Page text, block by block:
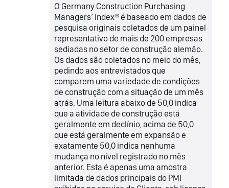
O Germany Construction Purchasing
Managers’ Index® é baseado em dados de
pesquisa originais coletados de um painel
representativo de mais de 200 empresas
sediadas no setor de construção alemão.
Os dados são coletados no meio do mês,
pedindo aos entrevistados que
comparem uma variedade de condições
de construção com a situação de um mês
atrás. Uma leitura abaixo de 50,0 indica
que a atividade de construção está
geralmente em declínio, acima de 50,0
que está geralmente em expansão e
exatamente 50,0 indica nenhuma
mudança no nível registrado no mês
anterior. Esta é apenas uma amostra
limitada de dados principais do PMI